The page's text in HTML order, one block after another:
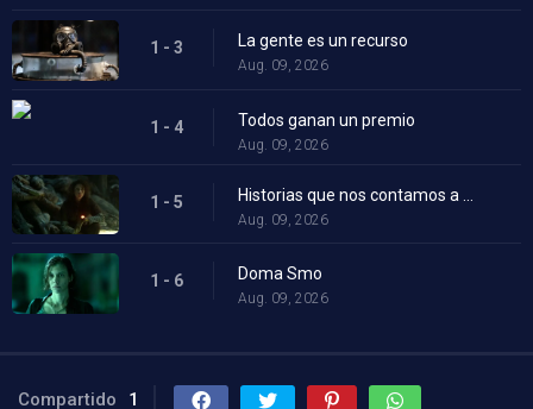
1 - 3 La gente es un recurso
Aug. 09, 2026
1 - 4 Todos ganan un premio
Aug. 09, 2026
1 - 5
Aug. 09, 2026
1 - 6 Doma Smo
Aug. 09, 2026
Compartido 1